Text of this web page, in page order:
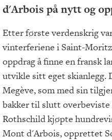
d'Arbois på nytt og
Etter første verdenskrig
vinterferiene i Saint-
oppdrag å finne en fransk
utvikle sitt eget skianlegg.
Megève, som med sin
bakker til slutt overbeviste
Rothschild kjøpte
Mont d'Arbois, opprettet